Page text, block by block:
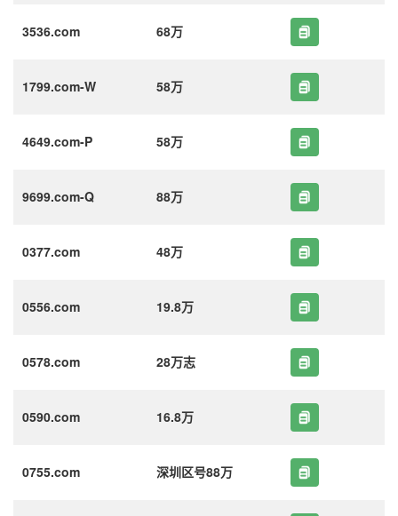
3536.com 68万
1799.com-W 58万
4649.com-P 58万
9699.com-Q 88万
0377.com 48万
0556.com 19.8万
0578.com 28万志
0590.com 16.8万
0755.com 深圳区号88万